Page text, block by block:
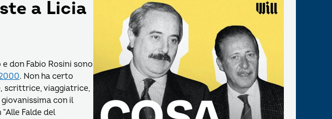
a Licia
e don Fabio Rosini sono
. Non ha certo
scrittrice, viaggiatrice,
con il
Falde del